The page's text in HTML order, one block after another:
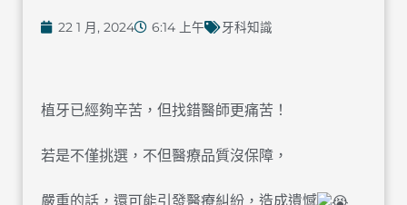
22 1 月, 2024 6:14 上午 牙科知識
植牙已經夠辛苦，但找錯醫師更痛苦！
若是不僅挑選，不但醫療品質沒保障，
嚴重的話，還可能引發醫療糾紛，造成遺憾